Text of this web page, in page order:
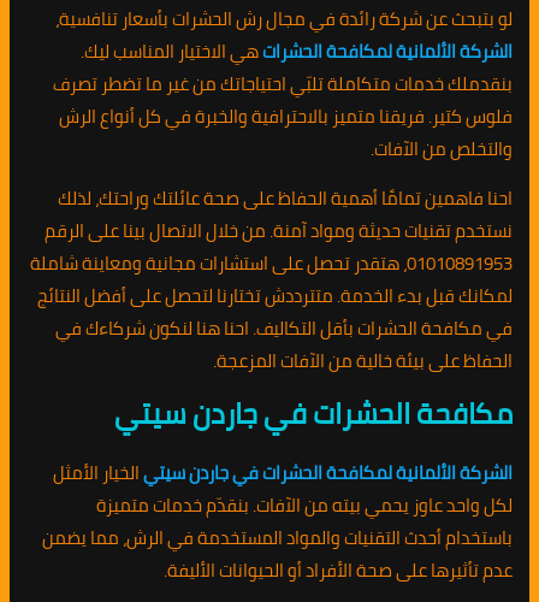
لو بتبحث عن شركة رائدة في مجال رش الحشرات بأسعار تنافسية،
الشركة الألمانية لمكافحة الحشراتهي الاختيار المناسب ليك.
بنقدملك خدمات متكاملة تلبّي احتياجاتك من غير ما تضطر تصرف
فلوس كتير. فريقنا متميز بالاحترافية والخبرة في كل أنواع الرش
والتخلص من الآفات.
احنا فاهمين تمامًا أهمية الحفاظ على صحة عائلتك وراحتك، لذلك
نستخدم تقنيات حديثة ومواد آمنة. من خلال الاتصال بينا على الرقم
01010891953، هتقدر تحصل على استشارات مجانية ومعاينة شاملة
لمكانك قبل بدء الخدمة. متترددش تختارنا لتحصل على أفضل النتائج
في مكافحة الحشرات بأقل التكاليف. احنا هنا لنكون شركاءك في
الحفاظ على بيئة خالية من الآفات المزعجة.
مكافحة الحشرات في جاردن سيتي
الشركة الألمانية لمكافحة الحشرات في جاردن سيتيالخيار الأمثل
لكل واحد عاوز يحمي بيته من الآفات. بنقدّم خدمات متميزة
باستخدام أحدث التقنيات والمواد المستخدمة في الرش، مما يضمن
عدم تأثيرها على صحة الأفراد أو الحيوانات الأليفة.